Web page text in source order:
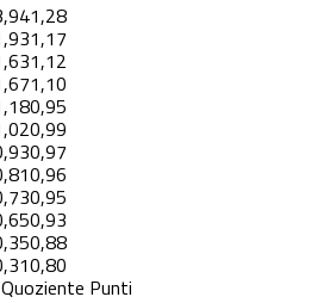
1,28
1,17
1,12
1,10
0,95
0,99
0,97
0,96
0,95
0,93
0,88
0,80
Punti